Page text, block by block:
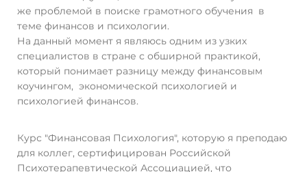
же проблемой в поиске грамотного обучения в
теме финансов и психологии.
На данный момент я являюсь одним из узких
специалистов в стране с обширной практикой,
который понимает разницу между финансовым
коучингом, экономической психологией и
психологией финансов.
Курс "Финансовая Психология", которую я преподаю
для коллег, сертифицирован Российской
Психотерапевтической Ассоциацией, что